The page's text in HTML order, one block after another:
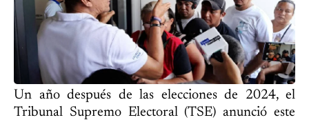
Un año después de las elecciones de 2024, el
Tribunal Supremo Electoral (TSE) anunció este